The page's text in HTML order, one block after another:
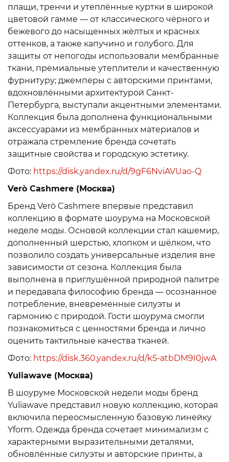
плащи, тренчи и утеплённые куртки в широкой
цветовой гамме — от классического чёрного и
бежевого до насыщенных жёлтых и красных
оттенков, а также капучино и голубого. Для
защиты от непогоды использовали мембранные
ткани, премиальные утеплители и качественную
фурнитуру; джемперы с авторскими принтами,
вдохновлёнными архитектурой Санкт-
Петербурга, выступали акцентными элементами.
Коллекция была дополнена функциональными
аксессуарами из мембранных материалов и
отражала стремление бренда сочетать
защитные свойства и городскую эстетику.
Фото: https://disk.yandex.ru/d/9gF6NviAVUao-Q
Verò Cashmere (Москва)
Бренд Verò Cashmere впервые представил
коллекцию в формате шоурума на Московской
неделе моды. Основой коллекции стал кашемир,
дополненный шерстью, хлопком и шёлком, что
позволило создать универсальные изделия вне
зависимости от сезона. Коллекция была
выполнена в приглушённой природной палитре
и передавала философию бренда — осознанное
потребление, вневременные силуэты и
гармонию с природой. Гости шоурума смогли
познакомиться с ценностями бренда и лично
оценить тактильные качества тканей.
Фото: https://disk.360.yandex.ru/d/k5-atbDM9I0jwA
Yuliawave (Москва)
В шоуруме Московской недели моды бренд
Yuliawave представил новую коллекцию, которая
включила переосмысленную базовую линейку
Yform. Одежда бренда сочетает минимализм с
характерными выразительными деталями,
обновлённые силуэты и авторские принты, а